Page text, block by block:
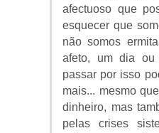
afectuoso que
esquecer que
não somos
afeto, um dia
passar por isso
mais... mesmo
dinheiro, mas
pelas crises